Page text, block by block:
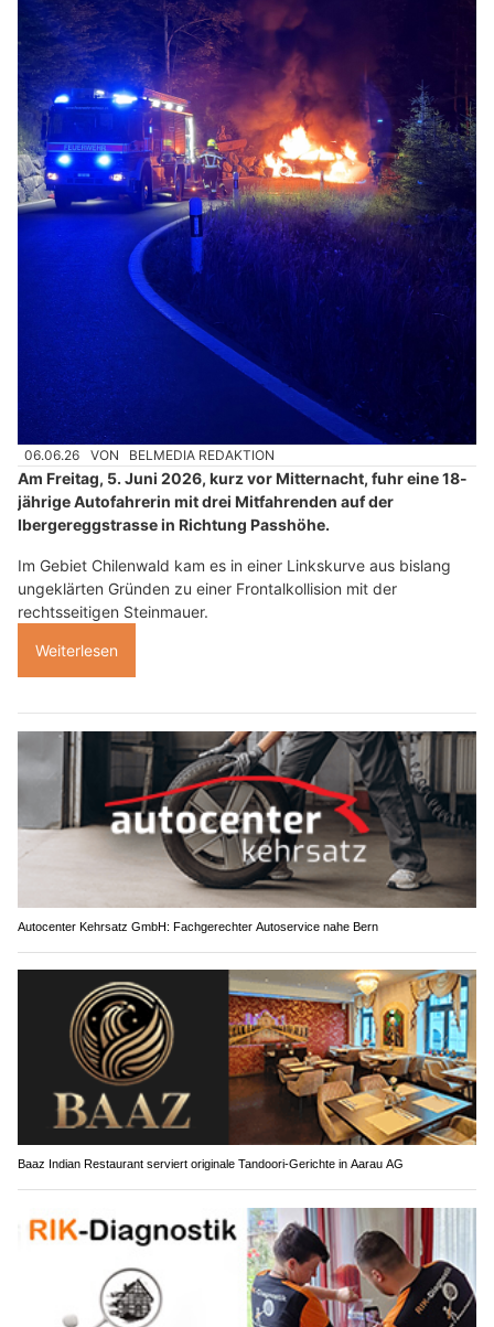
06.06.26 VON BELMEDIA REDAKTION
Am Freitag, 5. Juni 2026, kurz vor Mitternacht, fuhr eine 18-
jährige Autofahrerin mit drei Mitfahrenden auf der
Ibergereggstrasse in Richtung Passhöhe.
Im Gebiet Chilenwald kam es in einer Linkskurve aus bislang
ungeklärten Gründen zu einer Frontalkollision mit der
rechtsseitigen Steinmauer.
Weiterlesen
Autocenter Kehrsatz GmbH: Fachgerechter Autoservice nahe Bern
Baaz Indian Restaurant serviert originale Tandoori-Gerichte in Aarau AG